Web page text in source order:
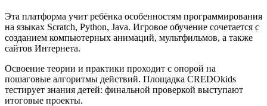
Эта платформа учит ребёнка особенностям программирования
на языках Scratch, Python, Java. Игровое обучение сочетается с
созданием компьютерных анимаций, мультфильмов, а также
сайтов Интернета.
Освоение теории и практики проходит с опорой на
пошаговые алгоритмы действий. Площадка CREDOkids
тестирует знания детей: финальной проверкой выступают
итоговые проекты.